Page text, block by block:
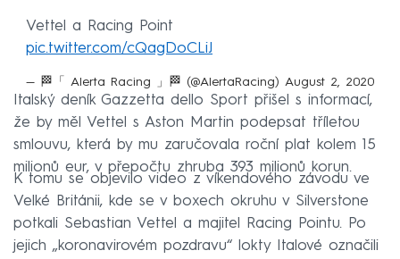
Vettel a Racing Point
pic.twitter.com/cQagDoCLiJ
— 🏁「 Alerta Racing 」🏁 (@AlertaRacing) August 2, 2020
Italský deník Gazzetta dello Sport přišel s informací,
že by měl Vettel s Aston Martin podepsat tříletou
smlouvu, která by mu zaručovala roční plat kolem 15
milionů eur, v přepočtu zhruba 393 milionů korun.
K tomu se objevilo video z víkendového závodu ve
Velké Británii, kde se v boxech okruhu v Silverstone
potkali Sebastian Vettel a majitel Racing Pointu. Po
jejich „koronavirovém pozdravu“ lokty Italové označili